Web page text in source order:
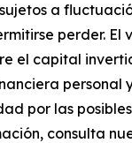
a
perder.
el capital
personal
por las
consulta